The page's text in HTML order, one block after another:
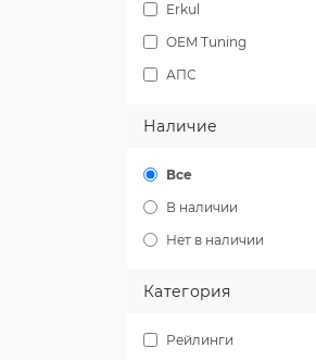
Erkul
OEM Tuning
АПС
Наличие
Все
В наличии
Нет в наличии
Категория
Рейлинги